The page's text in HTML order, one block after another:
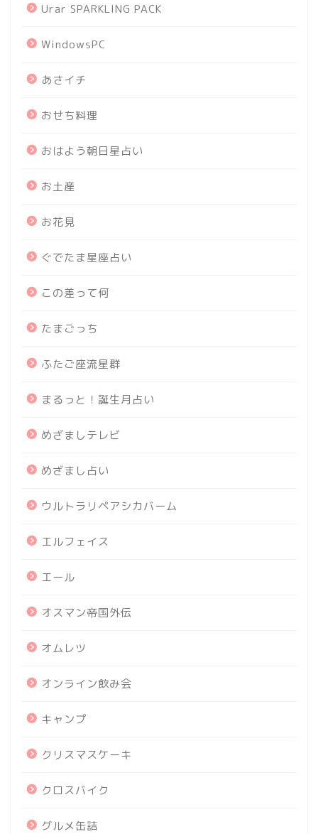
Urar SPARKLING PACK
WindowsPC
あさイチ
おせち料理
おはよう朝日星占い
お土産
お花見
ぐでたま星座占い
この差って何
たまごっち
ふたご座流星群
まるっと！誕生月占い
めざましテレビ
めざまし占い
ウルトラリペアシカバーム
エルフェイス
エール
オスマン帝国外伝
オムレツ
オンライン飲み会
キャンプ
クリスマスケーキ
クロスバイク
グルメ缶詰